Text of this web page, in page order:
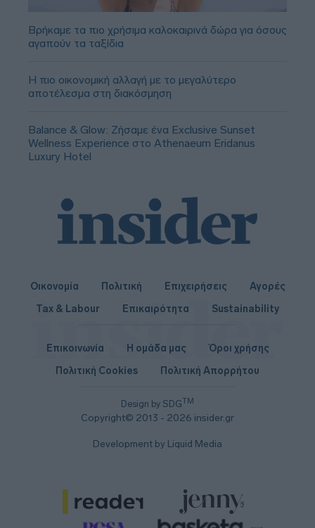
Βρήκαμε τα πιο χρήσιμα καλοκαιρινά δώρα για όσους
αγαπούν τα ταξίδια
Η πιο οικονομική αλλαγή με το μεγαλύτερο
αποτέλεσμα στη διακόσμηση
Balance & Glow: Ζήσαμε ένα Exclusive Sunset
Wellness Experience στο Athenaeum Eridanus
Luxury Hotel
Οικονομία Πολιτική Επιχειρήσεις
Αγορές
Tax & Labour
Επικαιρότητα Sustainability
Design by SDGTM
Copyright© 2013 - 2026 insider.gr
Επικοινωνία Η ομάδα μας
Όροι χρήσης
Πολιτική Cookies
Πολιτική Απορρήτου
Development by Liquid Media